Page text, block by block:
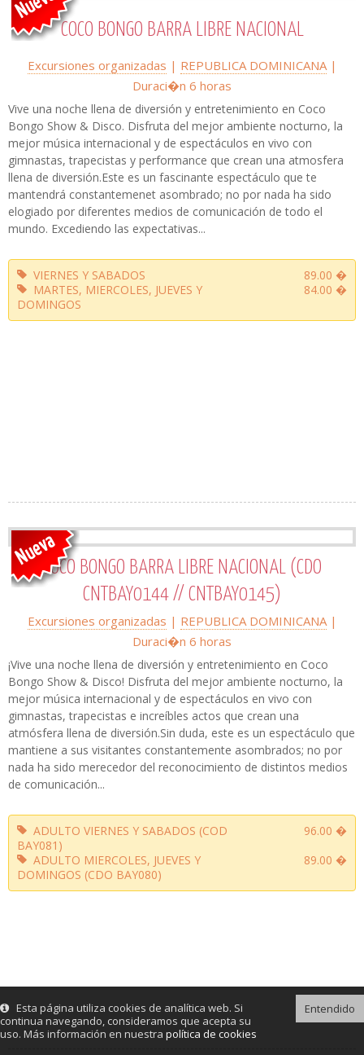
COCO BONGO BARRA LIBRE NACIONAL
Excursiones organizadas | REPUBLICA DOMINICANA|
Duraci�n 6 horas
Vive una noche llena de diversión y entretenimiento en Coco
Bongo Show & Disco. Disfruta del mejor ambiente nocturno, la
mejor música internacional y de espectáculos en vivo con
gimnastas, trapecistas y performance que crean una atmosfera
llena de diversión.Este es un fascinante espectáculo que te
mantendrá constantemenet asombrado; no por nada ha sido
elogiado por diferentes medios de comunicación de todo el
mundo. Excediendo las expectativas...
VIERNES Y SABADOS
89.00 �
MARTES, MIERCOLES, JUEVES Y
DOMINGOS
84.00 �
COCO BONGO BARRA LIBRE NACIONAL (CDO
CNTBAY0144 // CNTBAY0145)
Excursiones organizadas | REPUBLICA DOMINICANA|
Duraci�n 6 horas
¡Vive una noche llena de diversión y entretenimiento en Coco
Bongo Show & Disco! Disfruta del mejor ambiente nocturno, la
mejor música internacional y de espectáculos en vivo con
gimnastas, trapecistas e increíbles actos que crean una
atmósfera llena de diversión.Sin duda, este es un espectáculo que
mantiene a sus visitantes constantemente asombrados; no por
nada ha sido merecedor del reconocimiento de distintos medios
de comunicación...
ADULTO VIERNES Y SABADOS (COD
BAY081)
96.00 �
ADULTO MIERCOLES, JUEVES Y
DOMINGOS (CDO BAY080)
89.00 �
Entendido
Esta página utiliza cookies de analítica web. Si
continua navegando, consideramos que acepta su
uso. Más información en nuestra política de cookies